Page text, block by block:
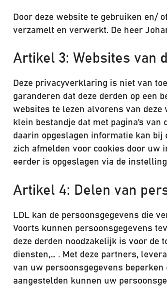
Door deze website te gebruiken en/
verzamelt en verwerkt. De heer
Artikel 3: Websites van
Deze privacyverklaring is niet van
garanderen dat deze derden op een
websites te lezen alvorens van deze
klein bestandje dat met pagina’s
daarin opgeslagen informatie kan
zich afmelden voor cookies door uw
eerder is opgeslagen via de
Artikel 4: Delen van
LDL kan de persoonsgegevens die
Voorts kunnen persoonsgegevens
deze derden noodzakelijk is voor de
diensten,… . Met deze partners,
van uw persoonsgegevens
aangestelden kunnen uw